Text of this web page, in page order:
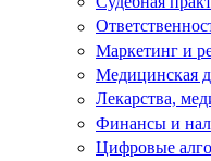
Маркетинг и
Медицинская
Лекарства,
Финансы и
Цифровые